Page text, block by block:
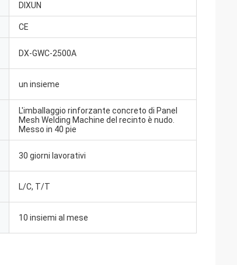
DIXUN
CE
DX-GWC-2500A
un insieme
L'imballaggio rinforzante concreto di Panel
Mesh Welding Machine del recinto è nudo.
Messo in 40 pie
30 giorni lavorativi
L/C, T/T
10 insiemi al mese